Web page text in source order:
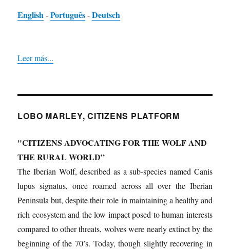
English-Português-Deutsch
Leer más...
LOBO MARLEY, CITIZENS PLATFORM
"CITIZENS ADVOCATING FOR THE WOLF AND
THE RURAL WORLD”
The Iberian Wolf, described as a sub-species named Canis
lupus signatus, once roamed across all over the Iberian
Peninsula but, despite their role in maintaining a healthy and
rich ecosystem and the low impact posed to human interests
compared to other threats, wolves were nearly extinct by the
beginning of the 70’s. Today, though slightly recovering in